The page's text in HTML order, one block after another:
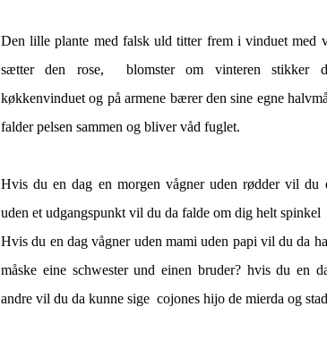
Den lille plante med falsk uld titter frem i vinduet med
sætter den rose, blomster om vinteren stikker
køkkenvinduet og på armene bærer den sine egne
falder pelsen sammen og bliver våd fuglet.
Hvis du en dag en morgen vågner uden rødder vil du
uden et udgangspunkt vil du da falde om dig helt spinkel
Hvis du en dag vågner uden mami uden papi vil du da
måske eine schwester und einen bruder? hvis du en
andre vil du da kunne sige cojones hijo de mierda og